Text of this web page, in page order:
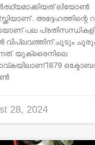
ലിയോൺ
.
പല
വിപ്ലവത്തിന് ചൂടും
യുക്രൈനിലെ
1879
28, 2024